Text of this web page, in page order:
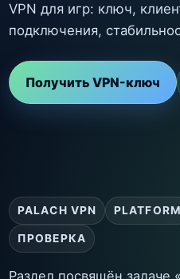
VPN для игр: ключ,
подключения,
Получить VPN-ключ
PALACH VPN PLATFORM
ПРОВЕРКА
Раздел посвящён задаче